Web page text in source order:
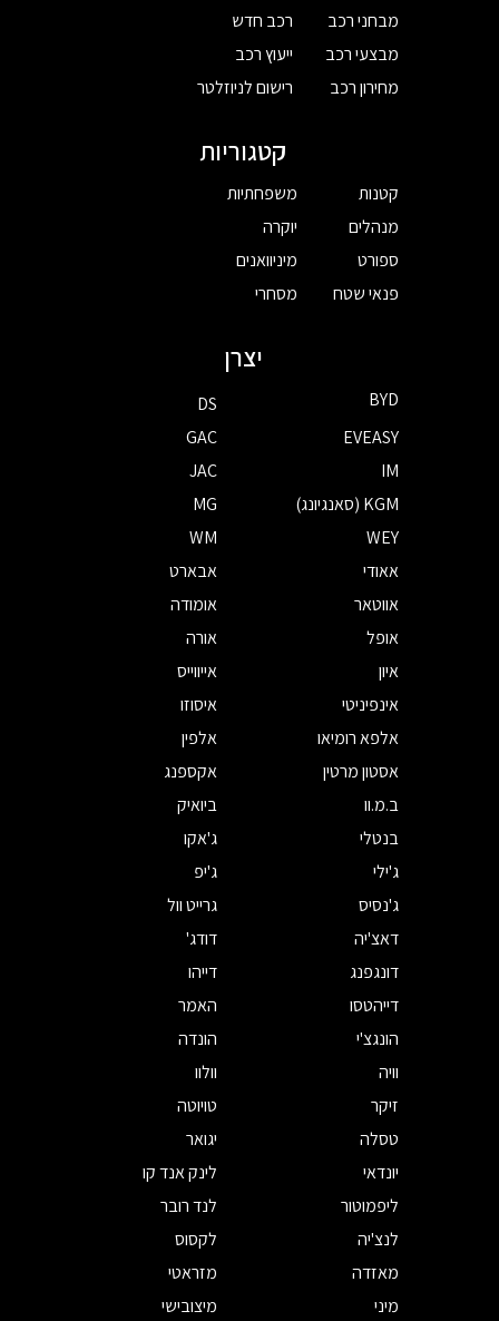
מבחני רכב
מבצעי רכב
מחירון רכב
רכב חדש
ייעוץ רכב
רישום לניוזלטר
קטגוריות
קטנות
מנהלים
ספורט
פנאי שטח
משפחתיות
יוקרה
מיניוואנים
מסחרי
יצרן
BYD
DS
EVEASY
GAC
IM
JAC
KGM (סאנגיונג)
MG
WEY
WM
אאודי
אבארט
אווטאר
אומודה
אופל
אורה
איון
אייווייס
אינפיניטי
איסוזו
אלפא רומיאו
אלפין
אסטון מרטין
אקספנג
ב.מ.וו
ביואיק
בנטלי
ג'אקו
ג'ילי
ג'יפ
ג'נסיס
גרייט וול
דאצ'יה
דודג'
דונגפנג
דייהו
דייהטסו
האמר
הונגצ'י
הונדה
וויה
וולוו
זיקר
טויוטה
טסלה
יגואר
יונדאי
לינק אנד קו
ליפמוטור
לנד רובר
לנצ'יה
לקסוס
מאזדה
מזראטי
מיני
מיצובישי